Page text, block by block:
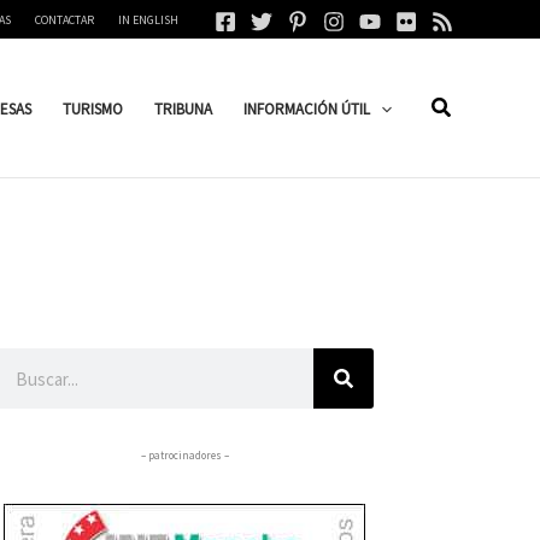
CONTACTAR IN ENGLISH
TURISMO TRIBUNA INFORMACIÓN ÚTIL
– patrocinadores –